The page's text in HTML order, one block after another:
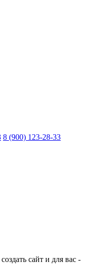
8 (900) 123-28-33
сайт и для вас -